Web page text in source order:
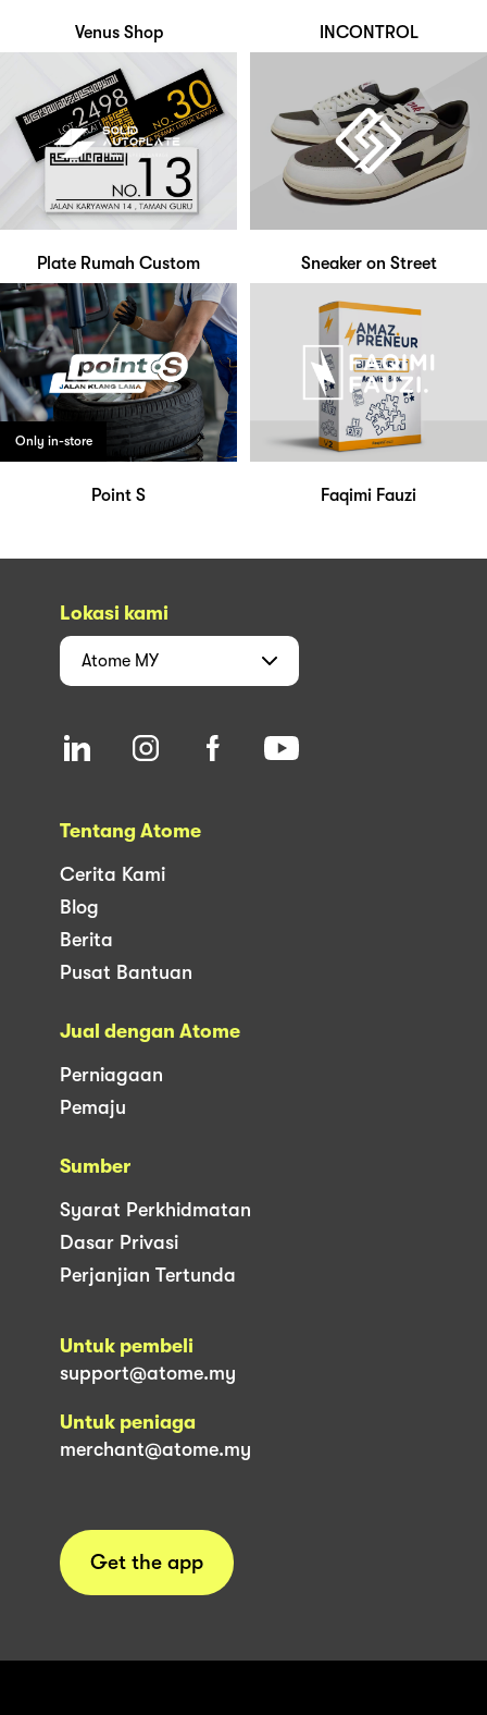
Venus Shop INCONTROL
Plate Rumah Custom Sneaker on Street
Only in-store
Point S Faqimi Fauzi
Lokasi kami
Atome MY
Tentang Atome
Cerita Kami
Blog
Berita
Pusat Bantuan
Jual dengan Atome
Perniagaan
Pemaju
Sumber
Syarat Perkhidmatan
Dasar Privasi
Perjanjian Tertunda
Untuk pembeli
support@atome.my
Untuk peniaga
merchant@atome.my
Get the app